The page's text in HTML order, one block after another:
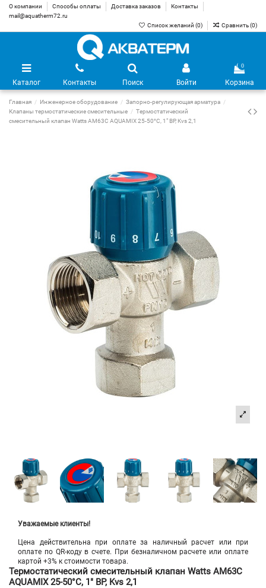
О компании Способы оплаты Доставка заказов
Контакты
mail@aquatherm72.ru
Список желаний (0) Сравнить (0)
Каталог Контакты Поиск Войти
0
Корзина
Главная Инженерное оборудование
Запорно-регулирующая арматура
Клапаны термостатические смесительные
Термостатический
смесительный клапан Watts AM63C AQUAMIX 25-50°C, 1" ВР, Kvs 2,1
Уважаемые клиенты!
Цена действительна при оплате за наличный расчет или при
оплате по QR-коду в счете. При безналичном расчете или оплате
картой +3% к стоимости товара.
Термостатический смесительный клапан Watts AM63C
AQUAMIX 25-50°C, 1" ВР, Kvs 2,1